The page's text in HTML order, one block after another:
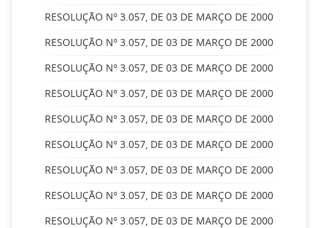
RESOLUÇÃO Nº 3.057, DE 03 DE MARÇO DE 2000
RESOLUÇÃO Nº 3.057, DE 03 DE MARÇO DE 2000
RESOLUÇÃO Nº 3.057, DE 03 DE MARÇO DE 2000
RESOLUÇÃO Nº 3.057, DE 03 DE MARÇO DE 2000
RESOLUÇÃO Nº 3.057, DE 03 DE MARÇO DE 2000
RESOLUÇÃO Nº 3.057, DE 03 DE MARÇO DE 2000
RESOLUÇÃO Nº 3.057, DE 03 DE MARÇO DE 2000
RESOLUÇÃO Nº 3.057, DE 03 DE MARÇO DE 2000
RESOLUÇÃO Nº 3.057, DE 03 DE MARÇO DE 2000